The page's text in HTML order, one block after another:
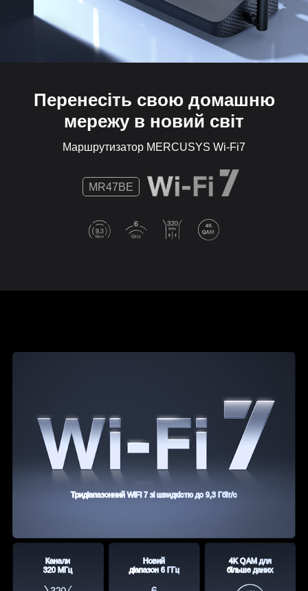
управління мережею ніколи не було таким простим,
як з додатком MERCUSYS.
Перенесіть свою домашню
мережу в новий світ
Маршрутизатор MERCUSYS Wi-Fi7
MR47BE
Тридіапазонний WiFi 7 зі швидкістю до 9,3 Гбіт/с
Канали
320 МГц
Новий
діапазон 6 ГГц
4K QAM для
більше даних